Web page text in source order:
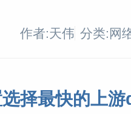
作者:天伟 分类:网
择最快的上